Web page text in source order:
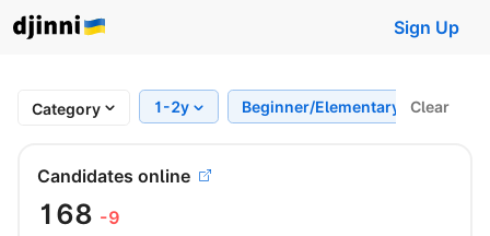
Sign Up
Category 1-2y Beginner/Elementary Clear
Candidates online
168 -9